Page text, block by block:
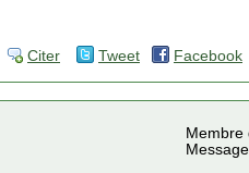
Citer Tweet Facebook
Membre